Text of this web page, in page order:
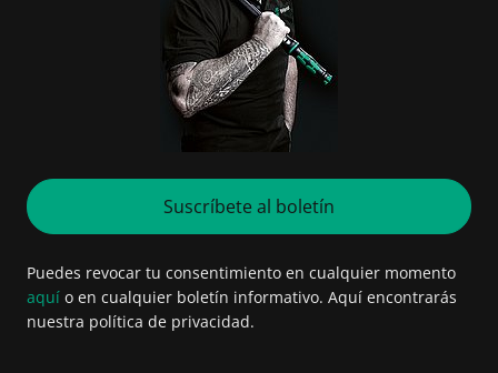
Suscríbete al boletín
Puedes revocar tu consentimiento en cualquier momento
aquí o en cualquier boletín informativo. Aquí encontrarás
nuestra política de privacidad.